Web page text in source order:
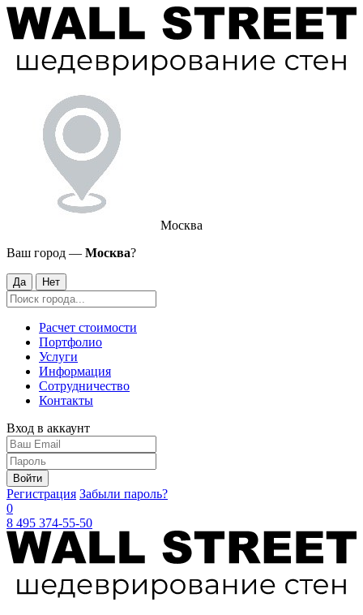
Москва
Ваш город — Москва?
Да Нет
Расчет стоимости
Портфолио
Услуги
Информация
Сотрудничество
Контакты
Вход в аккаунт
Войти
Регистрация Забыли пароль?
0
8 495 374-55-50